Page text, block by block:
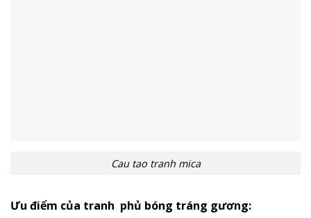
Cau tao tranh mica
Ưu điểm của tranh phủ bóng tráng gương: